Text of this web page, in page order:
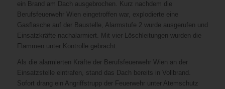
ein Brand am Dach ausgebrochen. Kurz nachdem die
Berufsfeuerwehr Wien eingetroffen war, explodierte eine
Gasflasche auf der Baustelle, Alarmstufe 2 wurde ausgerufen und
Einsatzkräfte nachalarmiert. Mit vier Löschleitungen wurden die
Flammen unter Kontrolle gebracht.
Als die alarmierten Kräfte der Berufsfeuerwehr Wien an der
Einsatzstelle eintrafen, stand das Dach bereits in Vollbrand.
Sofort drang ein Angriffstrupp der Feuerwehr unter Atemschutz